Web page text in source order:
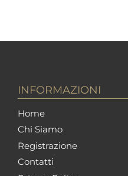
INFORMAZIONI
Home
Chi Siamo
Registrazione
Contatti